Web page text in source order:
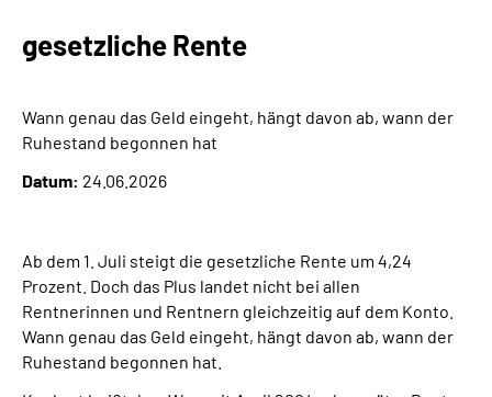
gesetzliche Rente
Wann genau das Geld eingeht, hängt davon ab, wann der
Ruhestand begonnen hat
Datum: 24.06.2026
Ab dem 1. Juli steigt die gesetzliche Rente um 4,24
Prozent. Doch das Plus landet nicht bei allen
Rentnerinnen und Rentnern gleichzeitig auf dem Konto.
Wann genau das Geld eingeht, hängt davon ab, wann der
Ruhestand begonnen hat.